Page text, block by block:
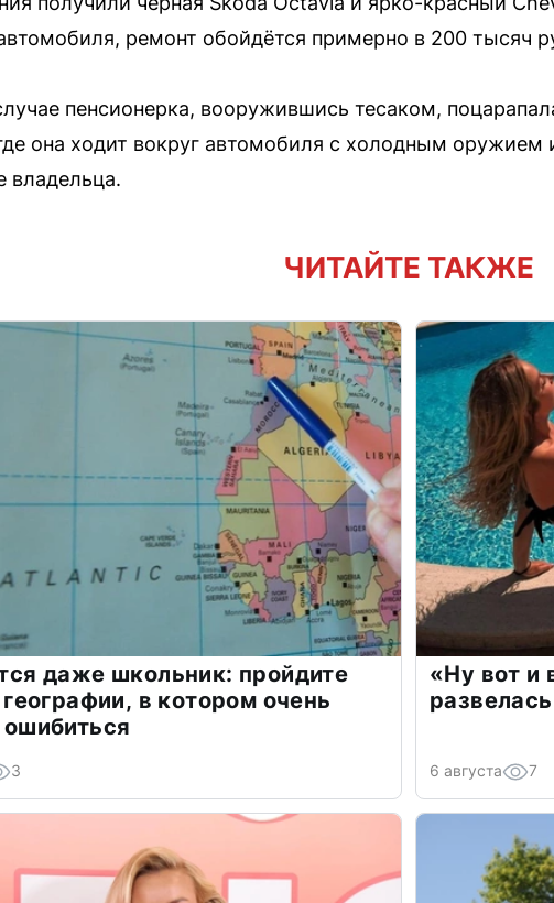
ремонт обойдётся примерно в 200 тысяч
пенсионерка, вооружившись тесаком,
она ходит вокруг автомобиля с холодным оружием
владельца.
ЧИТАЙТЕ ТАКЖЕ
даже школьник: пройдите
в котором очень
3
«Ну вот и
6 августа 7